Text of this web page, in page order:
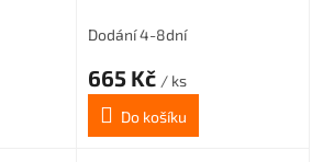
ER
Dodání 4-8dní
665 Kč / ks
Do košíku